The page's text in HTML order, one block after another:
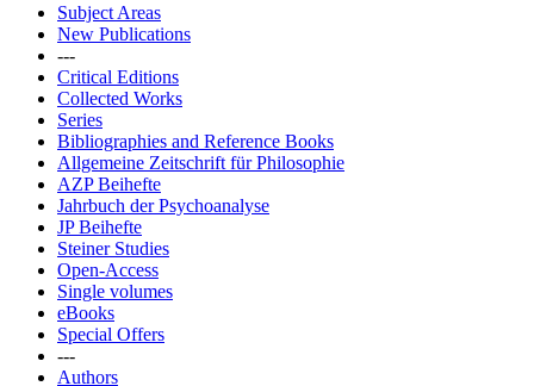
Subject Areas
New Publications
---
Critical Editions
Collected Works
Series
Bibliographies and Reference Books
Allgemeine Zeitschrift für Philosophie
AZP Beihefte
Jahrbuch der Psychoanalyse
JP Beihefte
Steiner Studies
Open-Access
Single volumes
eBooks
Special Offers
---
Authors